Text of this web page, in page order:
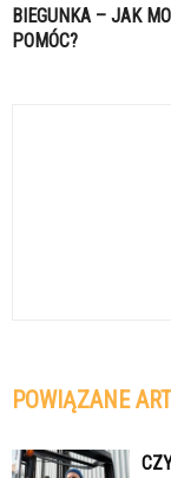
BIEGUNKA – JAK
POMÓC?
POWIĄZANE